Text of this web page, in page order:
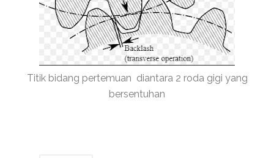
Titik bidang pertemuan diantara 2 roda gigi yang
bersentuhan